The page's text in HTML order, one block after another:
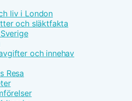
liv i London
och släktfakta
och innehav
Resa